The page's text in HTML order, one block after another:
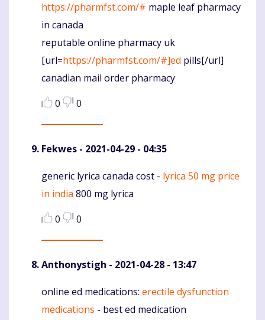
https://pharmfst.com/# maple leaf pharmacy
in canada
reputable online pharmacy uk
[url=https://pharmfst.com/#]ed pills[/url]
canadian mail order pharmacy
0
0
Fekwes - 2021-04-29 - 04:35
Komentaras
generic lyrica canada cost - lyrica 50 mg price
in india 800 mg lyrica
0
0
Anthonystigh - 2021-04-28 - 13:47
Komentaras
online ed medications: erectile dysfunction
medications - best ed medication